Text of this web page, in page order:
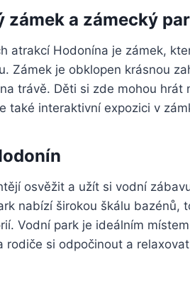
zámek a zámecký
atrakcí Hodonína je zámek,
Zámek je obklopen krásnou
trávě. Děti si zde mohou hrát
také interaktivní expozici v
osvěžit a užít si vodní
nabízí širokou škálu bazénů,
Vodní park je ideálním
rodiče si odpočinout a